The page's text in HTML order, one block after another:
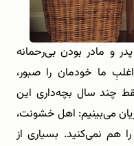
و مادر بودن بی‌رحمانه
ما خودمان را صبور،
چند سال بچه‌داری این
می‌بینیم: اهل خشونت،
هم نمی‌کنید. بسیاری از